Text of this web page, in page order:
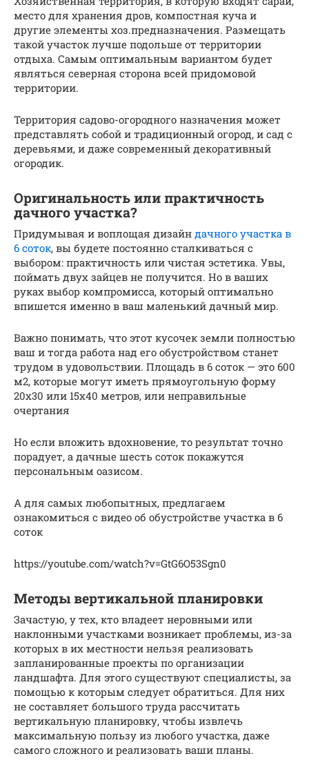
место для хранения дров, компостная куча и
другие элементы хоз.предназначения. Размещать
такой участок лучше подольше от территории
отдыха. Самым оптимальным вариантом будет
являться северная сторона всей придомовой
территории.
Территория садово-огородного назначения может
представлять собой и традиционный огород, и сад с
деревьями, и даже современный декоративный
огородик.
Оригинальность или практичность
дачного участка?
Придумывая и воплощая дизайн дачного участка в
6 соток, вы будете постоянно сталкиваться с
выбором: практичность или чистая эстетика. Увы,
поймать двух зайцев не получится. Но в ваших
руках выбор компромисса, который оптимально
впишется именно в ваш маленький дачный мир.
Важно понимать, что этот кусочек земли полностью
ваш и тогда работа над его обустройством станет
трудом в удовольствии. Площадь в 6 соток — это 600
м2, которые могут иметь прямоугольную форму
20х30 или 15х40 метров, или неправильные
очертания
Но если вложить вдохновение, то результат точно
порадует, а дачные шесть соток покажутся
персональным оазисом.
А для самых любопытных, предлагаем
ознакомиться с видео об обустройстве участка в 6
соток
https://youtube.com/watch?v=GtG6O53Sgn0
Методы вертикальной планировки
Зачастую, у тех, кто владеет неровными или
наклонными участками возникает проблемы, из-за
которых в их местности нельзя реализовать
запланированные проекты по организации
ландшафта. Для этого существуют специалисты, за
помощью к которым следует обратиться. Для них
не составляет большого труда рассчитать
вертикальную планировку, чтобы извлечь
максимальную пользу из любого участка, даже
самого сложного и реализовать ваши планы.